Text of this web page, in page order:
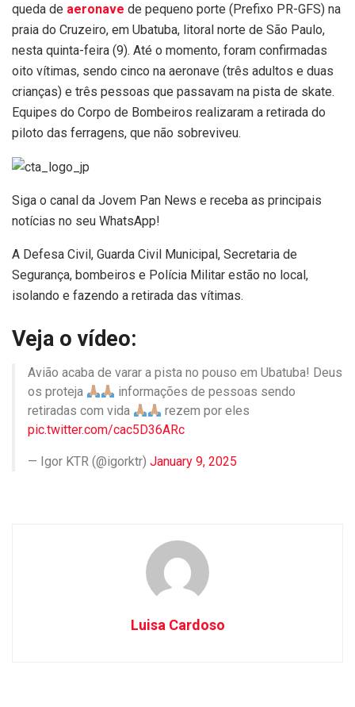
queda de aeronave de pequeno porte (Prefixo PR-GFS) na
praia do Cruzeiro, em Ubatuba, litoral norte de São Paulo,
nesta quinta-feira (9). Até o momento, foram confirmadas
oito vítimas, sendo cinco na aeronave (três adultos e duas
crianças) e três pessoas que passavam na pista de skate.
Equipes do Corpo de Bombeiros realizaram a retirada do
piloto das ferragens, que não sobreviveu.
Siga o canal da Jovem Pan News e receba as principais
notícias no seu WhatsApp!
A Defesa Civil, Guarda Civil Municipal, Secretaria de
Segurança, bombeiros e Polícia Militar estão no local,
isolando e fazendo a retirada das vítimas.
Veja o vídeo:
Avião acaba de varar a pista no pouso em Ubatuba! Deus
os proteja
informações de pessoas sendo
retiradas com vida
rezem por eles
pic.twitter.com/cac5D36ARc
— Igor KTR (@igorktr) January 9, 2025
Luisa Cardoso